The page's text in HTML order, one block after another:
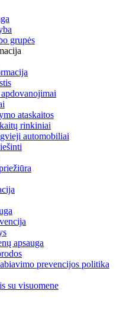
grupės
ataskaitos
rinkiniai
automobiliai
apsauga
prevencijos politika
su visuomene